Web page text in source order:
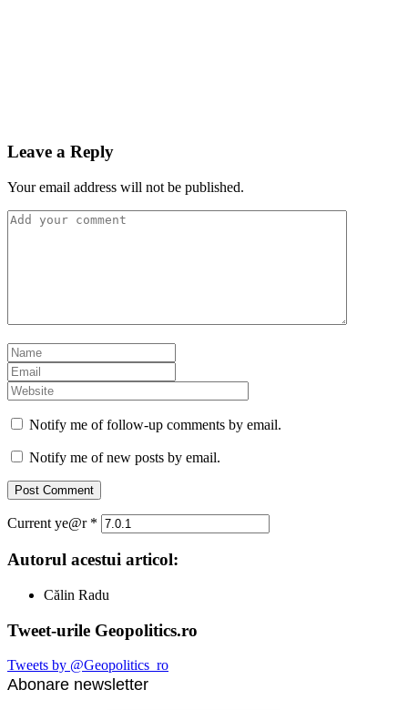
Leave a Reply
Your email address will not be published.
Notify me of follow-up comments by email.
Notify me of new posts by email.
Current ye@r *
Autorul acestui articol:
Călin Radu
Tweet-urile Geopolitics.ro
Tweets by @Geopolitics_ro
Abonare newsletter